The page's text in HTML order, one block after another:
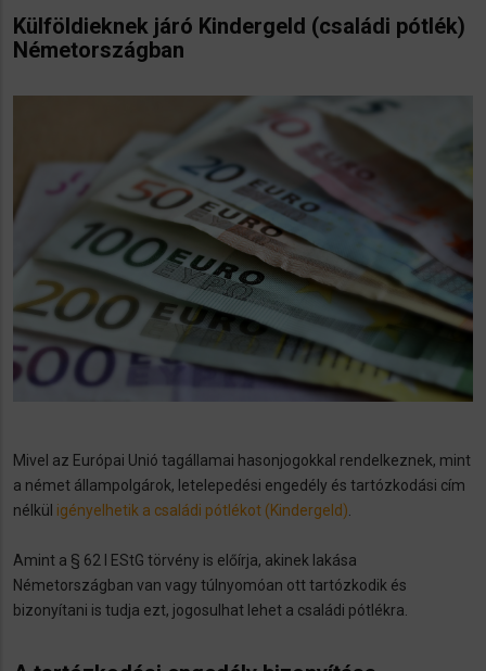
Külföldieknek járó Kindergeld (családi pótlék)
Németországban
Mivel az Európai Unió tagállamai hasonjogokkal rendelkeznek, mint
a német állampolgárok, letelepedési engedély és tartózkodási cím
nélkül igényelhetik a családi pótlékot (Kindergeld).
Amint a § 62 I EStG törvény is előírja, akinek lakása
Németországban van vagy túlnyomóan ott tartózkodik és
bizonyítani is tudja ezt, jogosulhat lehet a családi pótlékra.